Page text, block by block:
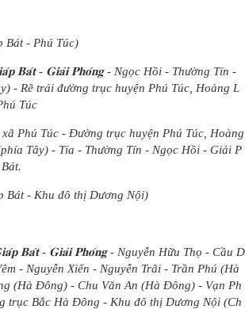
Bát - Phú Túc)
𝐁𝐚́𝐭 - 𝐆𝐢𝐚̉𝐢 𝐏𝐡𝐨́𝐧𝐠 - Ngọc Hồi - Thường Tín -
- Rẽ trái đường trục huyện Phú Túc, Hoàng L
Túc
Phú Túc - Đường trục huyện Phú Túc, Hoàng
Tây) - Tía - Thường Tín - Ngọc Hồi - Giải P
Bát - Khu đô thị Dương Nội)
𝐁𝐚́𝐭 - 𝐆𝐢𝐚̉𝐢 𝐏𝐡𝐨́𝐧𝐠 - Nguyễn Hữu Thọ - Cầu D
- Nguyễn Xiển - Nguyễn Trãi - Trần Phú (Hà
(Hà Đông) - Chu Văn An (Hà Đông) - Vạn Ph
trục Bắc Hà Đông - Khu đô thị Dương Nội (Ch